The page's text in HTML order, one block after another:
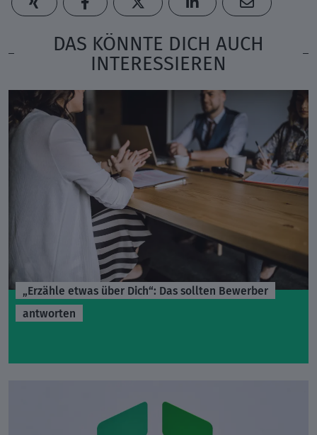
DAS KÖNNTE DICH AUCH
INTERESSIEREN
„Erzähle etwas über Dich“: Das sollten Bewerber
antworten